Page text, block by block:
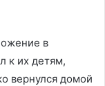
в
к их детям,
вернулся домой